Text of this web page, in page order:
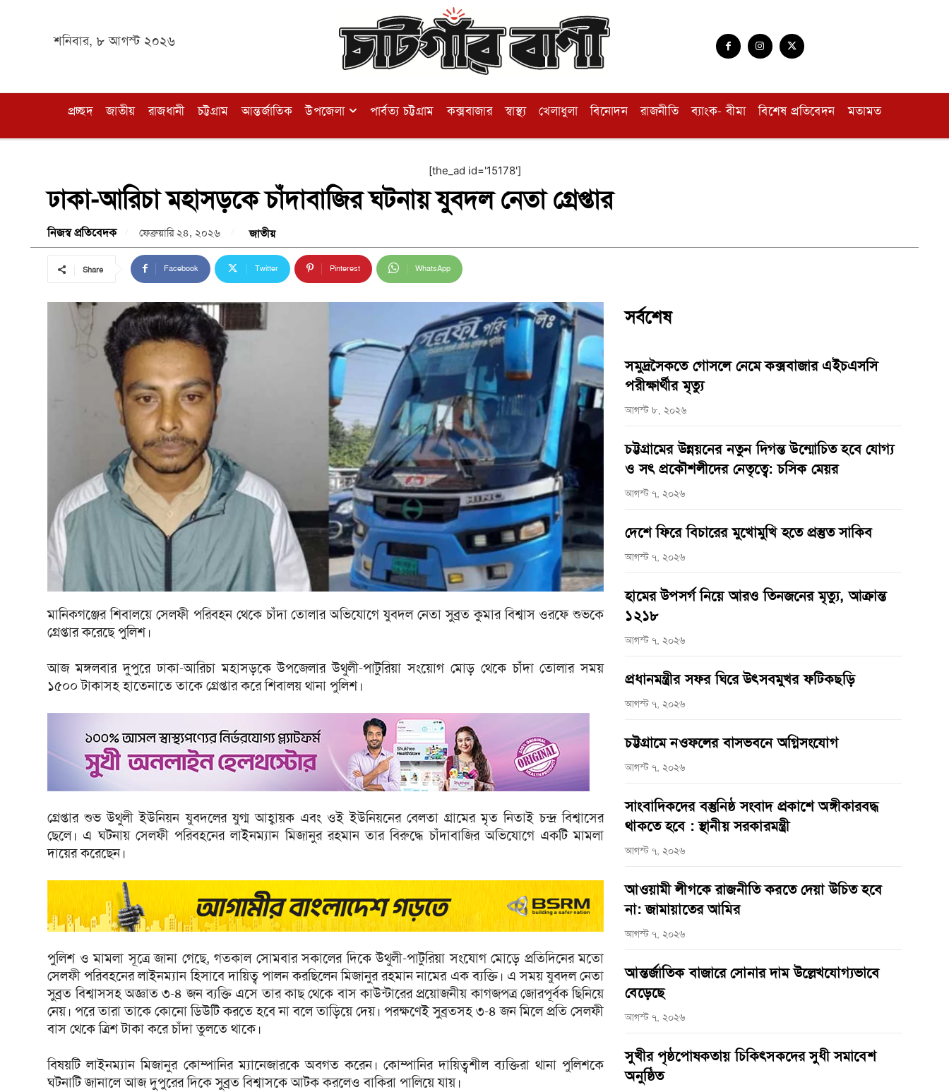
শনিবার, ৮ আগস্ট ২০২৬
প্রচ্ছদ জাতীয় রাজধানী চট্টগ্রাম আন্তর্জাতিক উপজেলা পার্বত্য চট্টগ্রাম কক্সবাজার স্বাস্থ্য খেলাধুলা বিনোদন রাজনীতি ব্যাংক- বীমা বিশেষ প্রতিবেদন মতামত
[the_ad id='15178']
ঢাকা-আরিচা মহাসড়কে চাঁদাবাজির ঘটনায় যুবদল নেতা গ্রেপ্তার
নিজস্ব প্রতিবেদক ফেব্রুয়ারি ২৪, ২০২৬ জাতীয়
Share Facebook Twitter Pinterest WhatsApp
মানিকগঞ্জের শিবালয়ে সেলফী পরিবহন থেকে চাঁদা তোলার অভিযোগে যুবদল নেতা সুব্রত কুমার বিশ্বাস ওরফে শুভকে
গ্রেপ্তার করেছে পুলিশ।
আজ মঙ্গলবার দুপুরে ঢাকা-আরিচা মহাসড়কে উপজেলার উথুলী-পাটুরিয়া সংয়োগ মোড় থেকে চাঁদা তোলার সময়
১৫০০ টাকাসহ হাতেনাতে তাকে গ্রেপ্তার করে শিবালয় থানা পুলিশ।
গ্রেপ্তার শুভ উথুলী ইউনিয়ন যুবদলের যুগ্ম আহ্বায়ক এবং ওই ইউনিয়নের বেলতা গ্রামের মৃত নিতাই চন্দ্র বিশ্বাসের
ছেলে। এ ঘটনায় সেলফী পরিবহনের লাইনম্যান মিজানুর রহমান তার বিরুদ্ধে চাঁদাবাজির অভিযোগে একটি মামলা
দায়ের করেছেন।
পুলিশ ও মামলা সূত্রে জানা গেছে, গতকাল সোমবার সকালের দিকে উথুলী-পাটুরিয়া সংযোগ মোড়ে প্রতিদিনের মতো
সেলফী পরিবহনের লাইনম্যান হিসাবে দায়িত্ব পালন করছিলেন মিজানুর রহমান নামের এক ব্যক্তি। এ সময় যুবদল নেতা
সুব্রত বিশ্বাসসহ অজ্ঞাত ৩-৪ জন ব্যক্তি এসে তার কাছ থেকে বাস কাউন্টারের প্রয়োজনীয় কাগজপত্র জোরপূর্বক ছিনিয়ে
নেয়। পরে তারা তাকে কোনো ডিউটি করতে হবে না বলে তাড়িয়ে দেয়। পরক্ষণেই সুব্রতসহ ৩-৪ জন মিলে প্রতি সেলফী
বাস থেকে ত্রিশ টাকা করে চাঁদা তুলতে থাকে।
বিষয়টি লাইনম্যান মিজানুর কোম্পানির ম্যানেজারকে অবগত করেন। কোম্পানির দায়িত্বশীল ব্যক্তিরা থানা পুলিশকে
ঘটনাটি জানালে আজ দুপুরের দিকে সুব্রত বিশ্বাসকে আটক করলেও বাকিরা পালিয়ে যায়।
সর্বশেষ
সমুদ্রসৈকতে গোসলে নেমে কক্সবাজার এইচএসসি
পরীক্ষার্থীর মৃত্যু
আগস্ট ৮, ২০২৬
চট্টগ্রামের উন্নয়নের নতুন দিগন্ত উন্মোচিত হবে যোগ্য
ও সৎ প্রকৌশলীদের নেতৃত্বে: চসিক মেয়র
আগস্ট ৭, ২০২৬
দেশে ফিরে বিচারের মুখোমুখি হতে প্রস্তুত সাকিব
আগস্ট ৭, ২০২৬
হামের উপসর্গ নিয়ে আরও তিনজনের মৃত্যু, আক্রান্ত
১২১৮
আগস্ট ৭, ২০২৬
প্রধানমন্ত্রীর সফর ঘিরে উৎসবমুখর ফটিকছড়ি
আগস্ট ৭, ২০২৬
চট্টগ্রামে নওফলের বাসভবনে অগ্নিসংযোগ
আগস্ট ৭, ২০২৬
সাংবাদিকদের বস্তুনিষ্ঠ সংবাদ প্রকাশে অঙ্গীকারবদ্ধ
থাকতে হবে : স্থানীয় সরকারমন্ত্রী
আগস্ট ৭, ২০২৬
আওয়ামী লীগকে রাজনীতি করতে দেয়া উচিত হবে
না: জামায়াতের আমির
আগস্ট ৭, ২০২৬
আন্তর্জাতিক বাজারে সোনার দাম উল্লেখযোগ্যভাবে
বেড়েছে
আগস্ট ৭, ২০২৬
সুখীর পৃষ্ঠপোষকতায় চিকিৎসকদের সুধী সমাবেশ
অনুষ্ঠিত